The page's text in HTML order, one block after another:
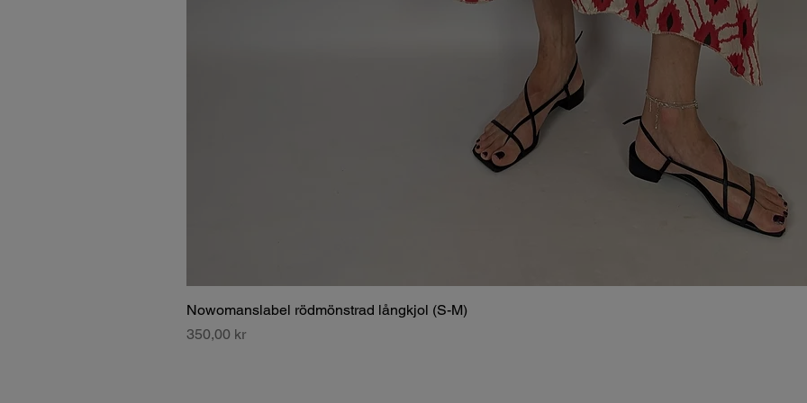
Nowomanslabel rödmönstrad långkjol (S-M)
Pris
350,00 kr